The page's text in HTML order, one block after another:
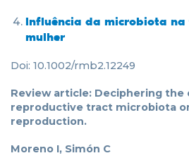
Influência da microbiota
mulher
Doi: 10.1002/rmb2.12249
Review article: Deciphering
reproductive tract microbiota
reproduction.
Moreno I, Simón C